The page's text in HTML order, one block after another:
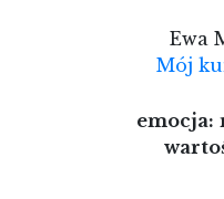
Ewa
Mój
emocja: